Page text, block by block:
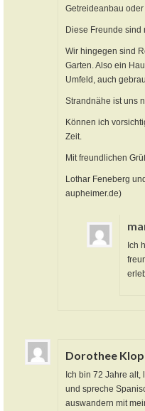
Getreideanbau
Diese Freunde sind
Wir hingegen sind
Garten. Also ein
Umfeld, auch
Strandnähe ist uns
Können ich
Zeit.
Mit freundlichen
Lothar Feneberg
aupheimer.de)
Ich
Dorothee
Ich bin 72 Jahre alt,
und spreche
auswandern mit